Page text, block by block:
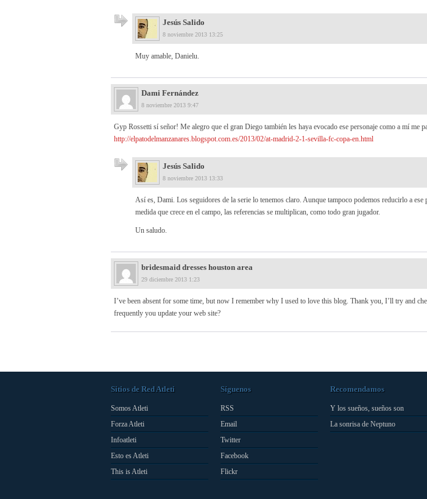
Jesús Salido
8 noviembre 2013 13:25
Muy amable, Danielu.
Dami Fernández
8 noviembre 2013 9:47
Gyp Rossetti sí señor! Me alegro que el gran Diego también les haya evocado ese personaje como a mí me
http://elpatodelmanzanares.blogspot.com.es/2013/02/at-madrid-2-1-sevilla-fc-copa-en.html
Jesús Salido
8 noviembre 2013 13:33
Así es, Dami. Los seguidores de la serie lo tenemos claro. Aunque tampoco podemos reducirlo a ese
medida que crece en el campo, las referencias se multiplican, como todo gran jugador.
Un saludo.
bridesmaid dresses houston area
29 diciembre 2013 1:23
I’ve been absent for some time, but now I remember why I used to love this blog. Thank you, I’ll try and
frequently you update your web site?
Sitios de Red Atleti
Somos Atleti
Forza Atleti
Infoatleti
Esto es Atleti
This is Atleti
Síguenos
RSS
Email
Twitter
Facebook
Flickr
Recomendamos
Y los sueños, sueños son
La sonrisa de Neptuno